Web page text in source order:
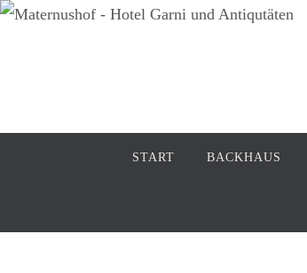
Zum
START BACKHAUS